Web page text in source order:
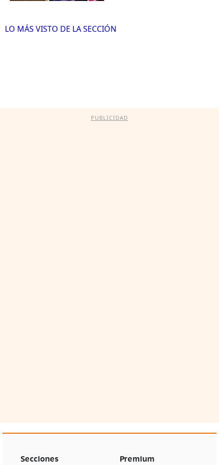
LO MÁS VISTO DE LA SECCIÓN
PUBLICIDAD
Secciones Premium